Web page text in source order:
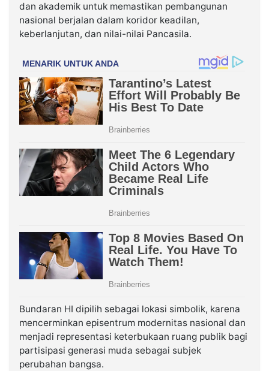
dan akademik untuk memastikan pembangunan
nasional berjalan dalam koridor keadilan,
keberlanjutan, dan nilai-nilai Pancasila.
Bundaran HI dipilih sebagai lokasi simbolik, karena
mencerminkan episentrum modernitas nasional dan
menjadi representasi keterbukaan ruang publik bagi
partisipasi generasi muda sebagai subjek
perubahan bangsa.